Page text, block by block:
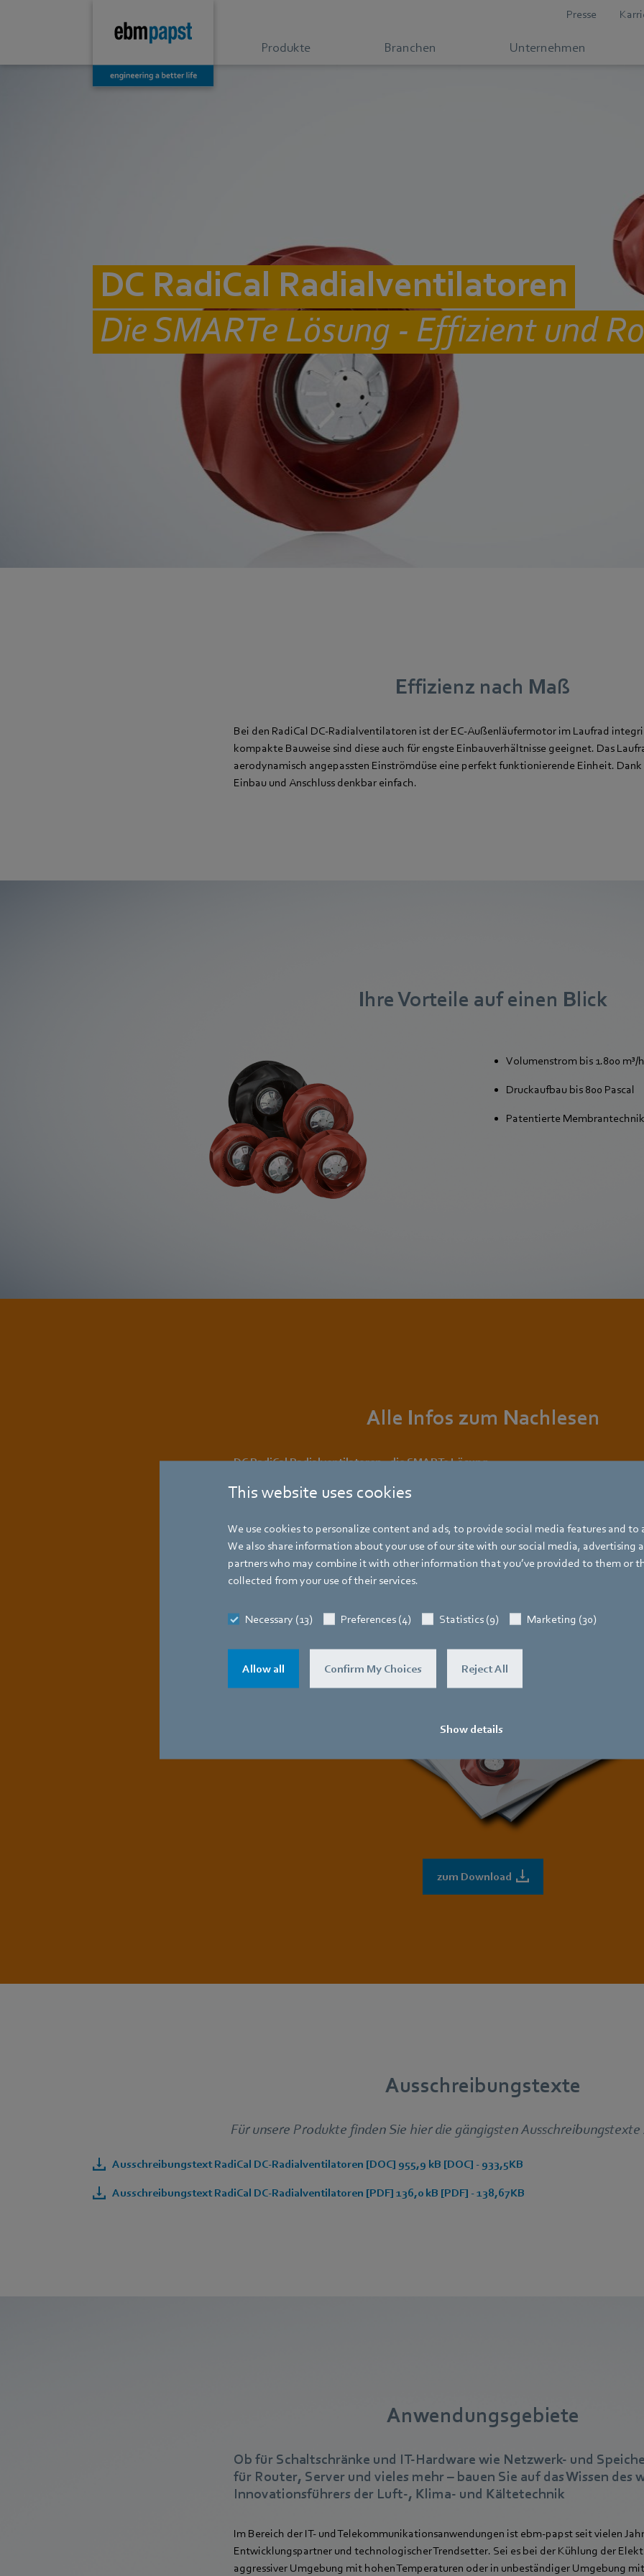
This website uses cookies
We use cookies to personalize content and ads, to provide social media features and to
We also share information about your use of our site with our social media, advertising
partners who may combine it with other information that you’ve provided to them or
collected from your use of their services.
Necessary (13) Preferences (4) Statistics (9) Marketing (30)
Allow all Confirm My Choices Reject All
Show details
Presse
Produkte Branchen Unternehmen
DC RadiCal Radialventilatoren
Die SMARTe Lösung - Effizient und
Effizienz nach Maß
Bei den RadiCal DC-Radialventilatoren ist der EC-Außenläufermotor im Laufrad
kompakte Bauweise sind diese auch für engste Einbauverhältnisse geeignet. Das
aerodynamisch angepassten Einströmdüse eine perfekt funktionierende Einheit. Dank
Einbau und Anschluss denkbar einfach.
Ihre Vorteile auf einen Blick
Volumenstrom bis 1.800 m³/h
Druckaufbau bis 800 Pascal
Patentierte Membrantechnik
Alle Infos zum Nachlesen
DC RadiCal Radialventilatoren - die SMARTe Lösung
alle Details
Modularer Aufbau
Verlustdiagramm
Kennlinien
zum Download
Ausschreibungstexte
Für unsere Produkte finden Sie hier die gängigsten
Ausschreibungstext RadiCal DC-Radialventilatoren [DOC] 955,9 kB [DOC] - 933,5KB
Ausschreibungstext RadiCal DC-Radialventilatoren [PDF] 136,0 kB [PDF] - 138,67KB
Anwendungsgebiete
Ob für Schaltschränke und IT-Hardware wie Netzwerk- und
für Router, Server und vieles mehr – bauen Sie auf das Wissen des
Innovationsführers der Luft-, Klima- und Kältetechnik
Im Bereich der IT- und Telekommunikationsanwendungen ist ebm-papst seit vielen
Entwicklungspartner und technologischer Trendsetter. Sei es bei der Kühlung der
aggressiver Umgebung mit hohen Temperaturen oder in unbeständiger Umgebung